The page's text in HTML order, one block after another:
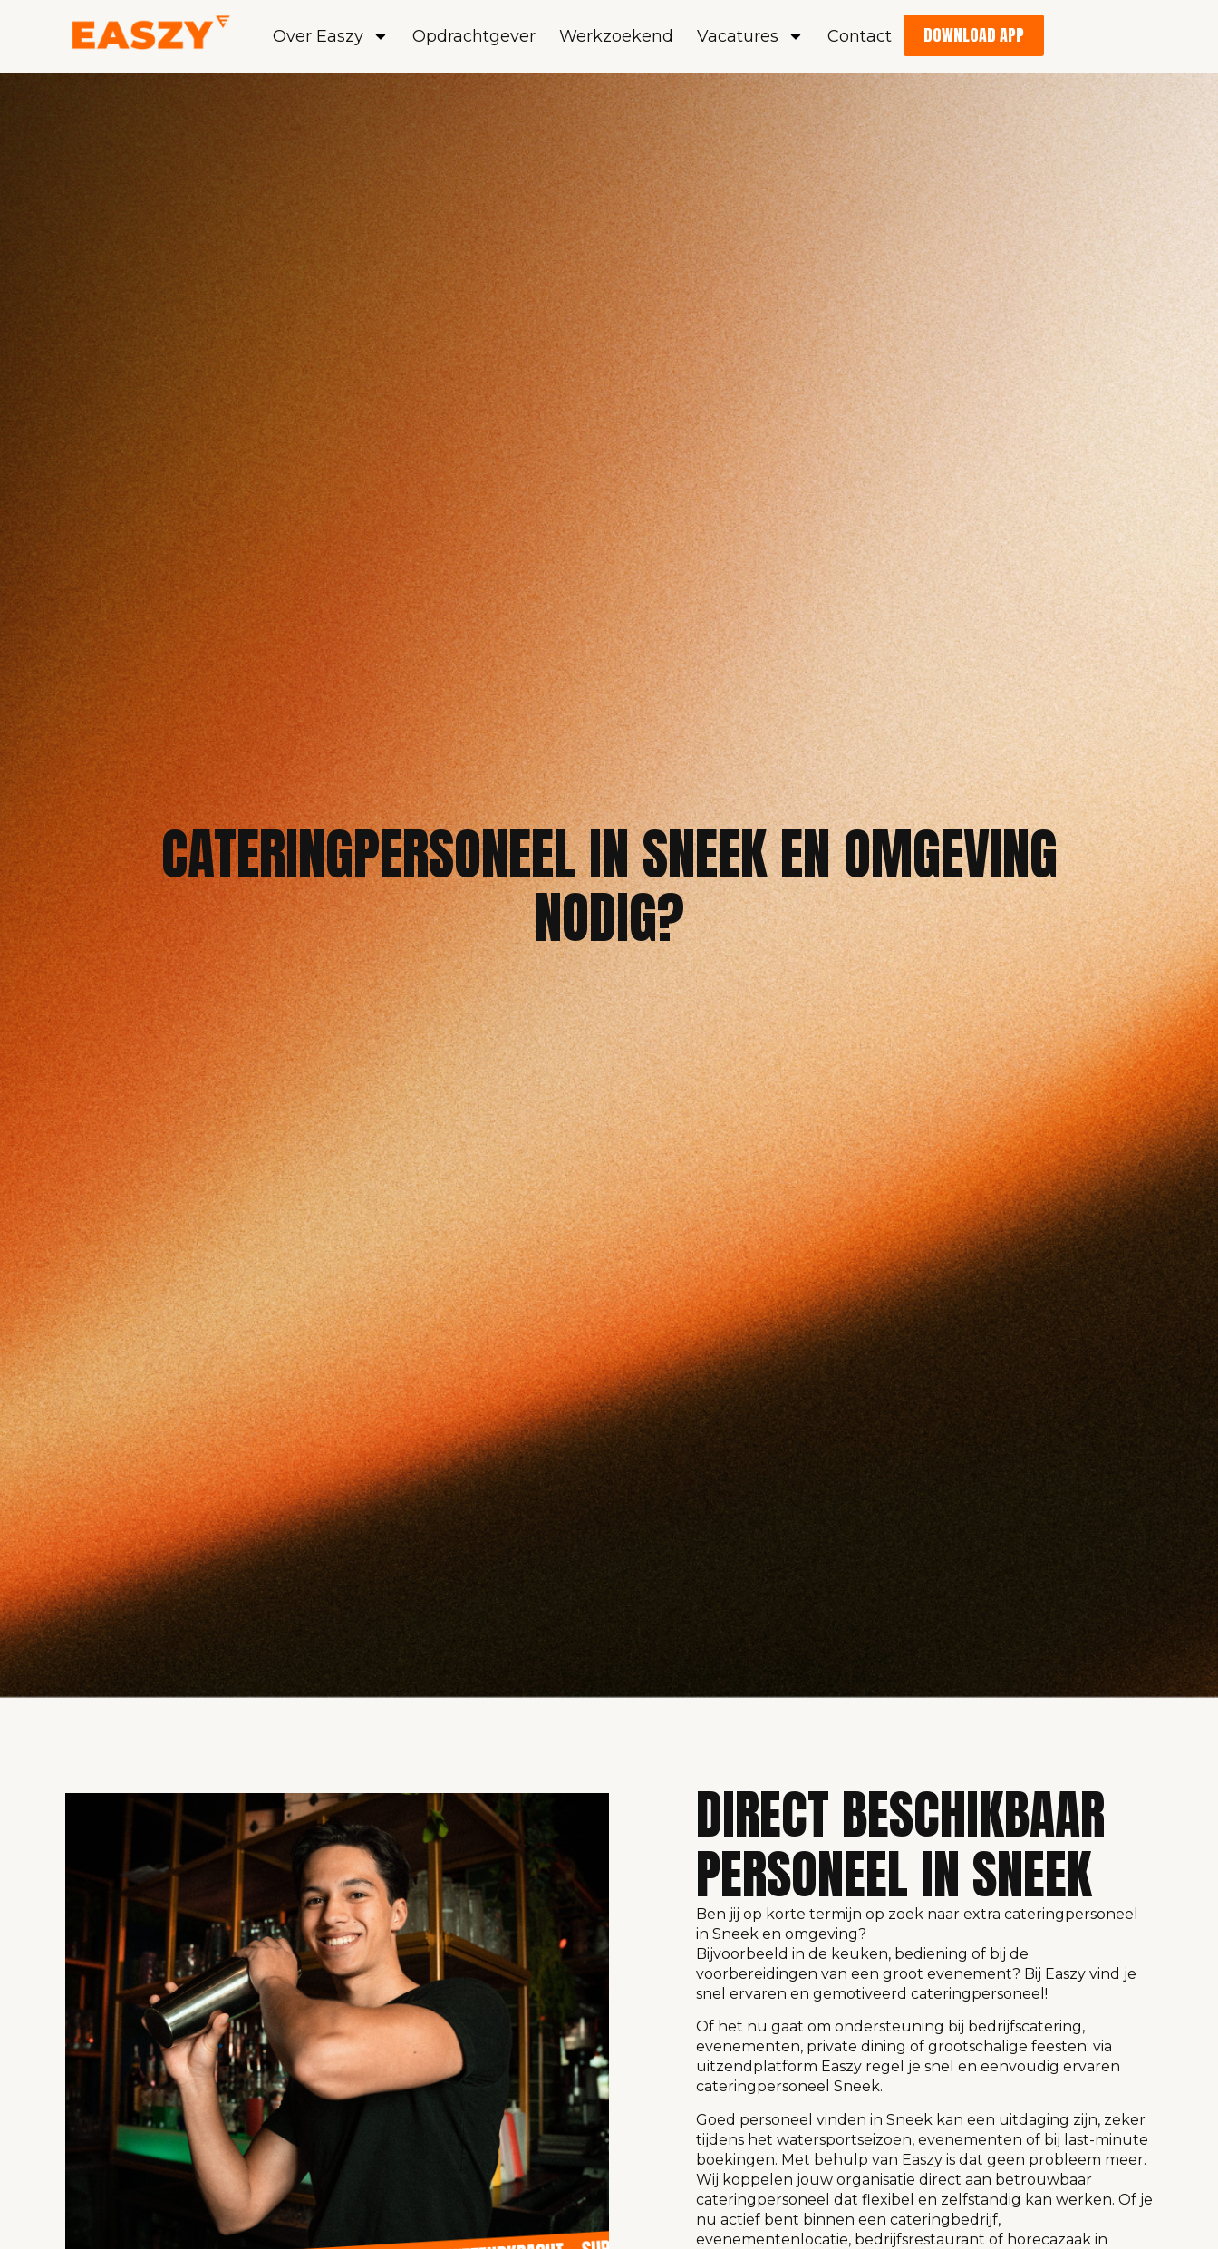
Over Easzy Opdrachtgever Werkzoekend Vacatures Contact DOWNLOAD APP
CATERINGPERSONEEL IN SNEEK EN OMGEVING
NODIG?
DIRECT BESCHIKBAAR
PERSONEEL IN SNEEK
Ben jij op korte termijn op zoek naar extra cateringpersoneel
in Sneek en omgeving?
Bijvoorbeeld in de keuken, bediening of bij de
voorbereidingen van een groot evenement? Bij Easzy vind je
snel ervaren en gemotiveerd cateringpersoneel!
Of het nu gaat om ondersteuning bij bedrijfscatering,
evenementen, private dining of grootschalige feesten: via
uitzendplatform Easzy regel je snel en eenvoudig ervaren
cateringpersoneel Sneek.
Goed personeel vinden in Sneek kan een uitdaging zijn, zeker
tijdens het watersportseizoen, evenementen of bij last-minute
boekingen. Met behulp van Easzy is dat geen probleem meer.
Wij koppelen jouw organisatie direct aan betrouwbaar
cateringpersoneel dat flexibel en zelfstandig kan werken. Of je
nu actief bent binnen een cateringbedrijf,
evenementenlocatie, bedrijfsrestaurant of horecazaak in